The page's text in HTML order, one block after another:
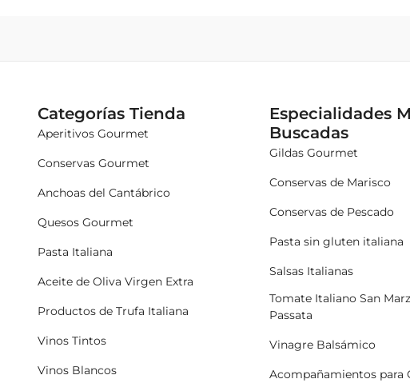
Categorías Tienda
Aperitivos Gourmet
Conservas Gourmet
Anchoas del Cantábrico
Quesos Gourmet
Pasta Italiana
Aceite de Oliva Virgen Extra
Productos de Trufa Italiana
Vinos Tintos
Vinos Blancos
Especialidades
Buscadas
Gildas Gourmet
Conservas de Marisco
Conservas de Pescado
Pasta sin gluten italiana
Salsas Italianas
Tomate Italiano San
Passata
Vinagre Balsámico
Acompañamientos para